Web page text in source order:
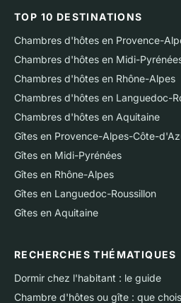
TOP 10 DESTINATIONS
Chambres d'hôtes en Provence-
Chambres d'hôtes en Midi-
Chambres d'hôtes en Rhône-Alpes
Chambres d'hôtes en Languedoc-
Chambres d'hôtes en Aquitaine
Gîtes en Provence-Alpes-Côte-
Gîtes en Midi-Pyrénées
Gîtes en Rhône-Alpes
Gîtes en Languedoc-Roussillon
Gîtes en Aquitaine
RECHERCHES THÉMATIQUES
Dormir chez l'habitant : le guide
Chambre d'hôtes ou gîte : que